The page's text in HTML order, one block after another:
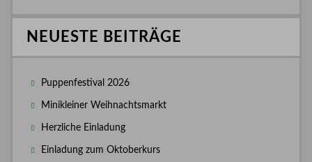
NEUESTE BEITRÄGE
Puppenfestival 2026
Minikleiner Weihnachtsmarkt
Herzliche Einladung
Einladung zum Oktoberkurs